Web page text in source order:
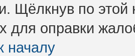
Щёлкнув по этой
для оправки
началу